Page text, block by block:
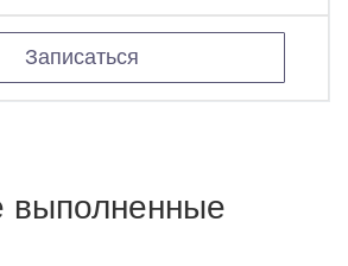
Записаться
выполненные